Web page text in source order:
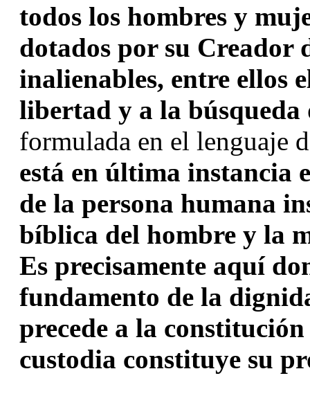
todos los hombres y
dotados por su Creador
inalienables, entre ellos
libertad y a la búsqueda
formulada en el lenguaje
está en última instancia
de la persona humana
bíblica del hombre y la
Es precisamente aquí
fundamento de la
precede a la
custodia constituye su